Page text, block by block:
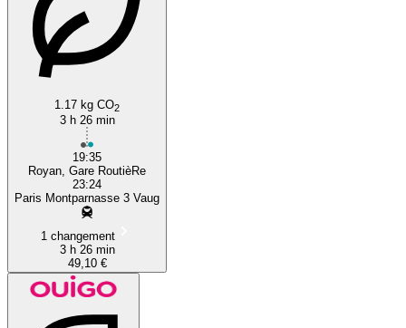
1.17 kg CO2
3 h 26 min
19:35
Royan, Gare RoutièRe
23:24
Paris Montparnasse 3 Vaug
1 changement
3 h 26 min
49,10 €